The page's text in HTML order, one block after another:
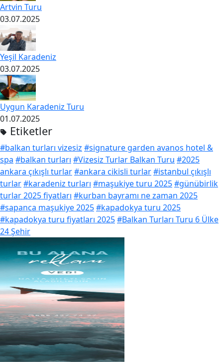
Artvin Turu
03.07.2025
Yeşil Karadeniz
03.07.2025
Uygun Karadeniz Turu
01.07.2025
Etiketler
#balkan turları vizesiz #signature garden avanos hotel &
spa #balkan turları #Vizesiz Turlar Balkan Turu #2025
ankara çıkışlı turlar#ankara cikisli turlar#istanbul çıkışlı
turlar#karadeniz turları #maşukiye turu 2025#günübirlik
turlar 2025 fiyatları #kurban bayramı ne zaman 2025
#sapanca maşukiye 2025#kapadokya turu 2025
#kapadokya turu fiyatları 2025#Balkan Turları Turu 6 Ülke
24 Şehir